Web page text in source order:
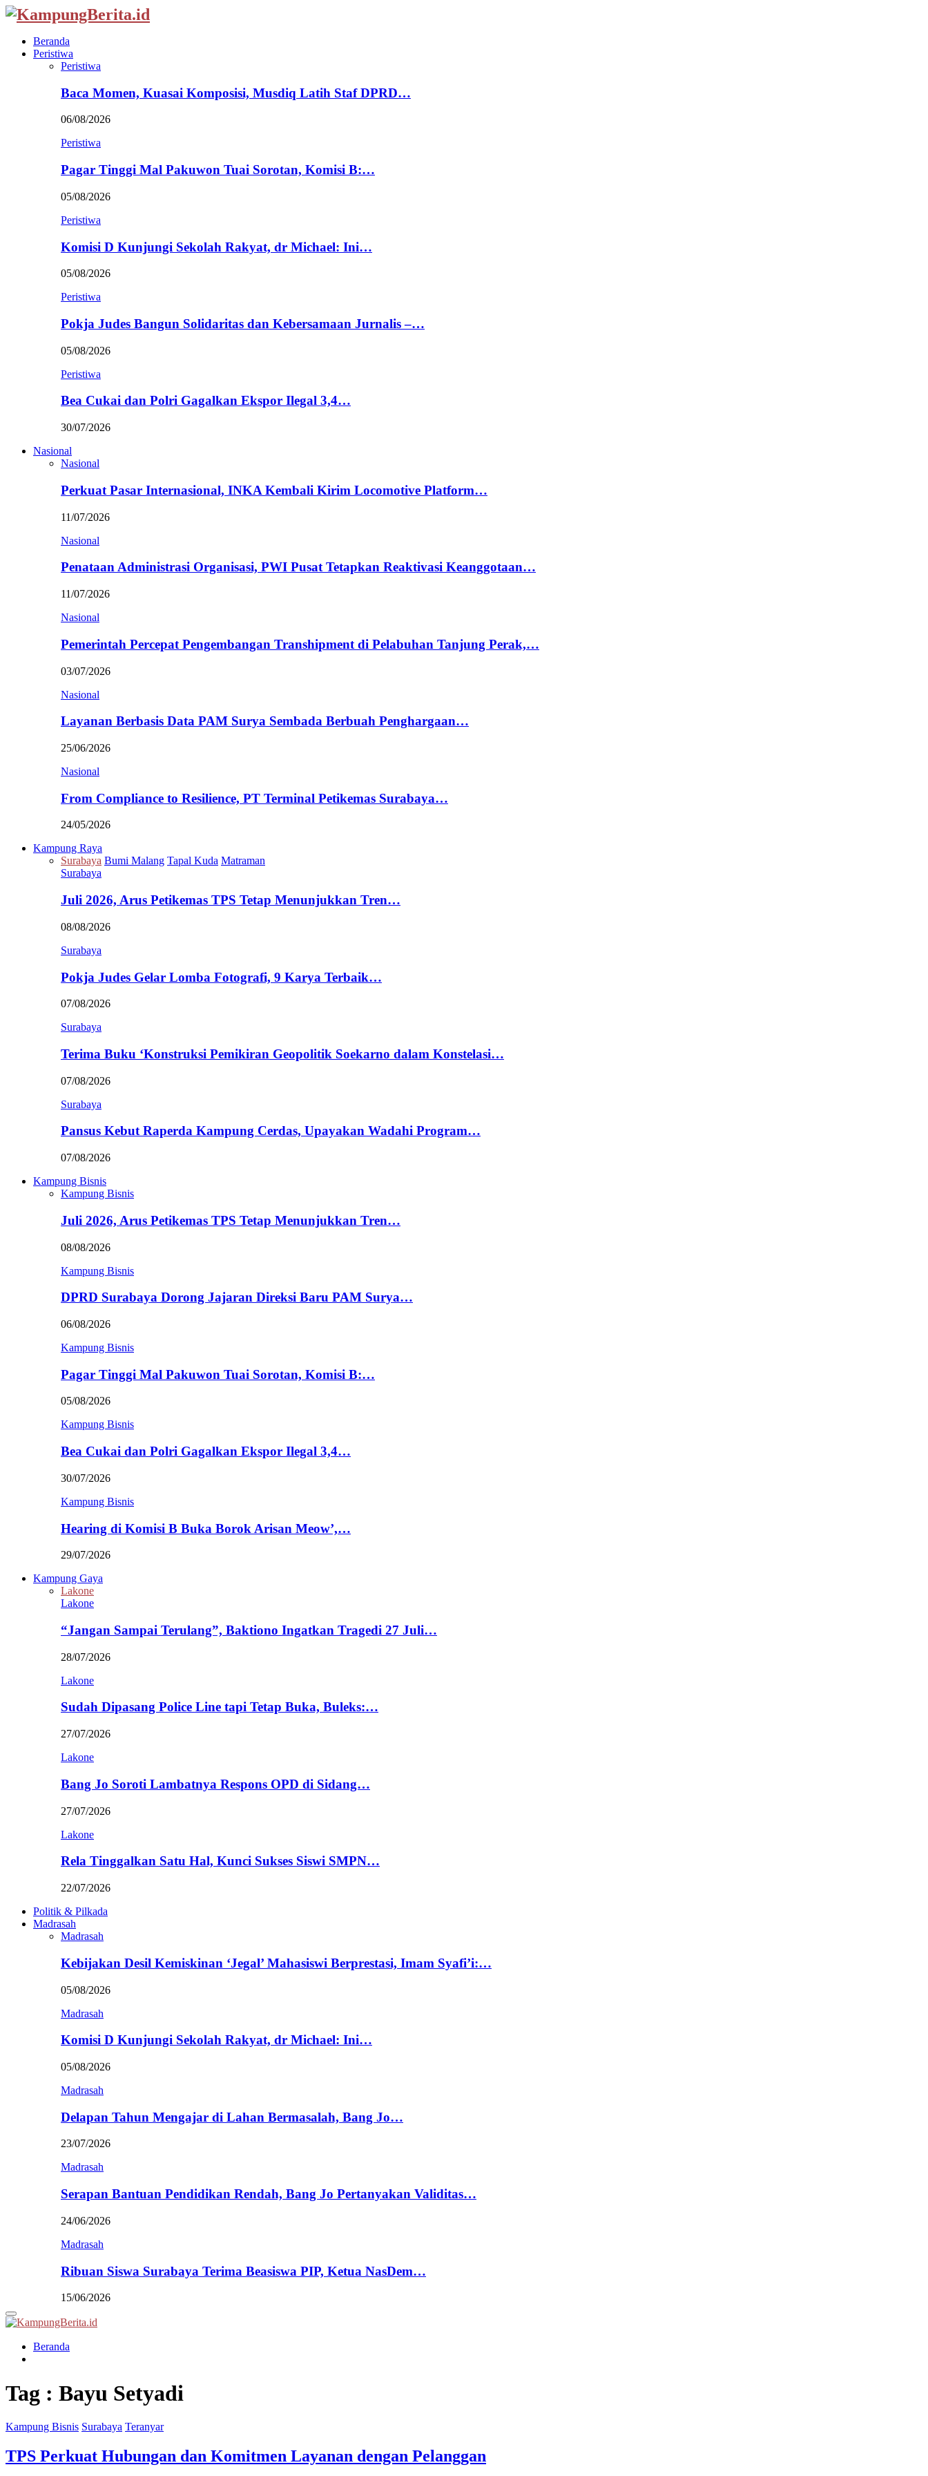
Beranda
Peristiwa
Peristiwa
Baca Momen, Kuasai Komposisi, Musdiq Latih Staf DPRD…
06/08/2026
Peristiwa
Pagar Tinggi Mal Pakuwon Tuai Sorotan, Komisi B:…
05/08/2026
Peristiwa
Komisi D Kunjungi Sekolah Rakyat, dr Michael: Ini…
05/08/2026
Peristiwa
Pokja Judes Bangun Solidaritas dan Kebersamaan Jurnalis –…
05/08/2026
Peristiwa
Bea Cukai dan Polri Gagalkan Ekspor Ilegal 3,4…
30/07/2026
Nasional
Nasional
Perkuat Pasar Internasional, INKA Kembali Kirim Locomotive Platform…
11/07/2026
Nasional
Penataan Administrasi Organisasi, PWI Pusat Tetapkan Reaktivasi Keanggotaan…
11/07/2026
Nasional
Pemerintah Percepat Pengembangan Transhipment di Pelabuhan Tanjung Perak,…
03/07/2026
Nasional
Layanan Berbasis Data PAM Surya Sembada Berbuah Penghargaan…
25/06/2026
Nasional
From Compliance to Resilience, PT Terminal Petikemas Surabaya…
24/05/2026
Kampung Raya
Surabaya Bumi Malang Tapal Kuda Matraman
Surabaya
Juli 2026, Arus Petikemas TPS Tetap Menunjukkan Tren…
08/08/2026
Surabaya
Pokja Judes Gelar Lomba Fotografi, 9 Karya Terbaik…
07/08/2026
Surabaya
Terima Buku ‘Konstruksi Pemikiran Geopolitik Soekarno dalam Konstelasi…
07/08/2026
Surabaya
Pansus Kebut Raperda Kampung Cerdas, Upayakan Wadahi Program…
07/08/2026
Kampung Bisnis
Kampung Bisnis
Juli 2026, Arus Petikemas TPS Tetap Menunjukkan Tren…
08/08/2026
Kampung Bisnis
DPRD Surabaya Dorong Jajaran Direksi Baru PAM Surya…
06/08/2026
Kampung Bisnis
Pagar Tinggi Mal Pakuwon Tuai Sorotan, Komisi B:…
05/08/2026
Kampung Bisnis
Bea Cukai dan Polri Gagalkan Ekspor Ilegal 3,4…
30/07/2026
Kampung Bisnis
Hearing di Komisi B Buka Borok Arisan Meow’,…
29/07/2026
Kampung Gaya
Lakone
Lakone
“Jangan Sampai Terulang”, Baktiono Ingatkan Tragedi 27 Juli…
28/07/2026
Lakone
Sudah Dipasang Police Line tapi Tetap Buka, Buleks:…
27/07/2026
Lakone
Bang Jo Soroti Lambatnya Respons OPD di Sidang…
27/07/2026
Lakone
Rela Tinggalkan Satu Hal, Kunci Sukses Siswi SMPN…
22/07/2026
Politik & Pilkada
Madrasah
Madrasah
Kebijakan Desil Kemiskinan ‘Jegal’ Mahasiswi Berprestasi, Imam Syafi’i:…
05/08/2026
Madrasah
Komisi D Kunjungi Sekolah Rakyat, dr Michael: Ini…
05/08/2026
Madrasah
Delapan Tahun Mengajar di Lahan Bermasalah, Bang Jo…
23/07/2026
Madrasah
Serapan Bantuan Pendidikan Rendah, Bang Jo Pertanyakan Validitas…
24/06/2026
Madrasah
Ribuan Siswa Surabaya Terima Beasiswa PIP, Ketua NasDem…
15/06/2026
Primary
Menu
Beranda
Tag : Bayu Setyadi
Kampung Bisnis Surabaya Teranyar
TPS Perkuat Hubungan dan Komitmen Layanan dengan Pelanggan